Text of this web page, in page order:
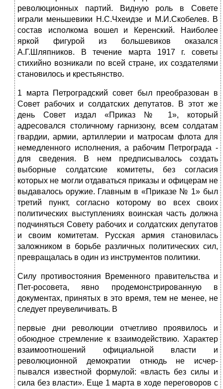
революционных партий. Вид­ную роль в Совете
играли меньшевики Н.С.Чхеидзе и М.И.С­кобелев. В
состав исполкома вошел и Керенский. Наиболее
яркой фигурой из большевиков оказался
А.Г.Шляпников. В течение марта 1917 г. советы
стихийно возникали по всей стране, их создателями
становилось и крестьянство.
1 марта Петроградский совет был преобразован в
Совет рабочих и солдатских депутатов. В этот же
день Совет издал «Приказ № 1», который
адресовался столичному гарнизону, всем солдатам
гвардии, армии, артиллерии и матросам флота для
немедленного исполнения, а рабочим Петрограда -
для сведения. В нем предписывалось создать
выборные солдатские комитеты, без согласия
которых не могли отдаваться приказы и офицерам не
выдавалось оружие. Главным в «Приказе № 1» был
третий пункт, согласно которому во всех своих
политичес­ких выступлениях воинская часть должна
подчиняться Совету рабочих и солдатских депутатов
и своим комитетам. Русская ар­мия становилась
заложником в борьбе различных политичес­ких сил,
превращалась в один из инструментов политики.
Силу противостояния Временного правительства и
Пет-росовета, явно продемонстрированную в
документах, приня­тых в это время, тем не менее, не
следует преувеличивать. В
первые дни революции отчетливо проявилось и
обоюдное стрем­ление к взаимодействию. Характер
взаимоотношений офици­альной власти и
революционной демократии отнюдь не исчер­
пывался известной формулой: «власть без силы и
сила без власти». Еще 1 марта в ходе переговоров с